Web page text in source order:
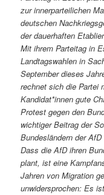
zur innerparteilichen
deutschen
der dauerhaften
Mit ihrem Parteitag in
Landtagswahlen in
September dieses
rechnet sich die Partei
Kandidat*innen gute
Protest gegen den
wichtiger Beitrag der
Bundesländern der
Dass die AfD ihren
plant, ist eine
Jahren von Migration
unwidersprochen: Es